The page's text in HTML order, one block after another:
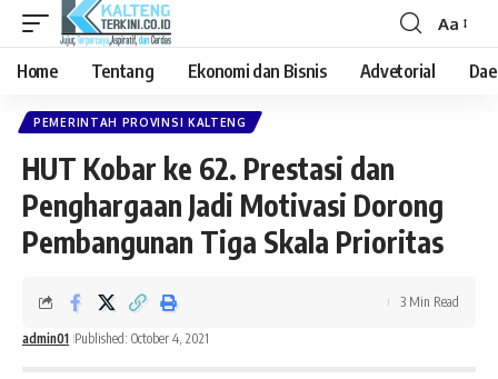
Font
Resizer
Aa
Home Tentang Ekonomi dan Bisnis Advetorial
PEMERINTAH PROVINSI KALTENG
HUT Kobar ke 62. Prestasi dan
Penghargaan Jadi Motivasi Dorong
Pembangunan Tiga Skala Prioritas
admin01 Published: October 4, 2021
3 Min Read